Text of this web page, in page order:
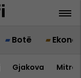
Botë
Gjakova